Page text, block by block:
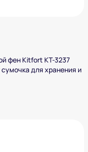
фен Kitfort КТ-3237
для хранения и